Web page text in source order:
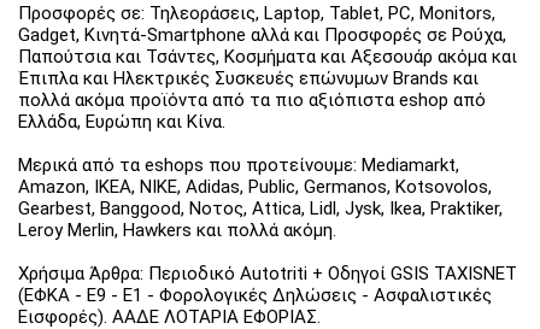
Προσφορές σε: Τηλεοράσεις, Laptop, Tablet, PC, Monitors,
Gadget, Κινητά-Smartphone αλλά και Προσφορές σε Ρούχα,
Παπούτσια και Τσάντες, Κοσμήματα και Αξεσουάρ ακόμα και
Έπιπλα και Ηλεκτρικές Συσκευές επώνυμων Brands και
πολλά ακόμα προϊόντα από τα πιο αξιόπιστα eshop από
Ελλάδα, Ευρώπη και Κίνα.
Μερικά από τα eshops που προτείνουμε: Mediamarkt,
Amazon, IKEA, NIKE, Adidas, Public, Germanos, Kotsovolos,
Gearbest, Banggood, Νοτος, Attica, Lidl, Jysk, Ikea, Praktiker,
Leroy Merlin, Hawkers και πολλά ακόμη.
Χρήσιμα Άρθρα: Περιοδικό Autotriti + Οδηγοί GSIS TAXISNET
(ΕΦΚΑ - Ε9 - Ε1 - Φορολογικές Δηλώσεις - Ασφαλιστικές
Εισφορές). ΑΑΔΕ ΛΟΤΑΡΙΑ ΕΦΟΡΙΑΣ.